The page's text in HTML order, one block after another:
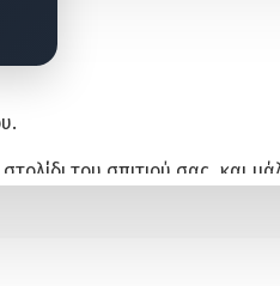
του σπιτιού σας, και
του ξύλου, που θα δώσουν